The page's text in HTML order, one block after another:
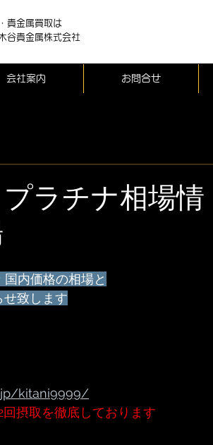
貴金属買取は
谷貴金属株式会社
会社案内 お問合せ
ラチナ相場情
国内価格の相場と
せ致します
kitani9999/
摂取を徹底しております